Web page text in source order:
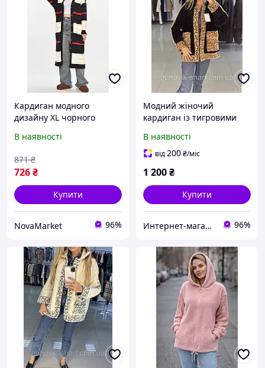
Кардиган модного
дизайну XL чорного
принт, довжина 112 см.
В наявності
726₴
871 ₴
Купити
NovaMarket 96%
Модний жіночий
кардиган із тигровими
В наявності
від200₴/міс
1 200₴
Купити
Интернет-магазин "Puhovik-sharf" 96%